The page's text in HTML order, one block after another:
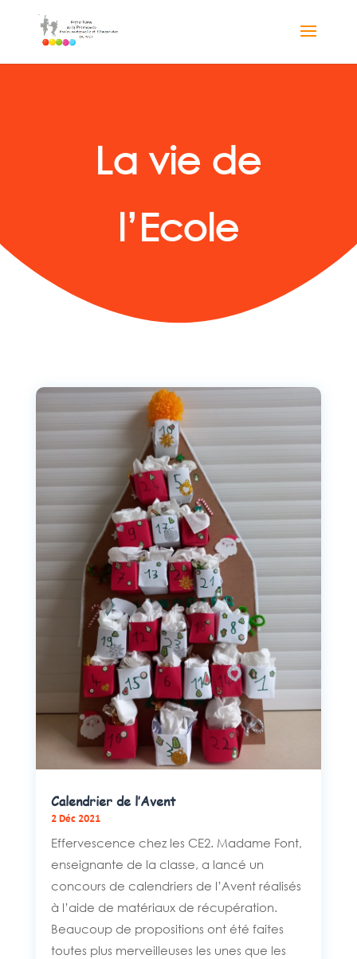
La vie de
l’Ecole
Calendrier de l’Avent
2 Déc 2021
Effervescence chez les CE2. Madame Font,
enseignante de la classe, a lancé un
concours de calendriers de l’Avent réalisés
à l’aide de matériaux de récupération.
Beaucoup de propositions ont été faites
toutes plus merveilleuses les unes que les